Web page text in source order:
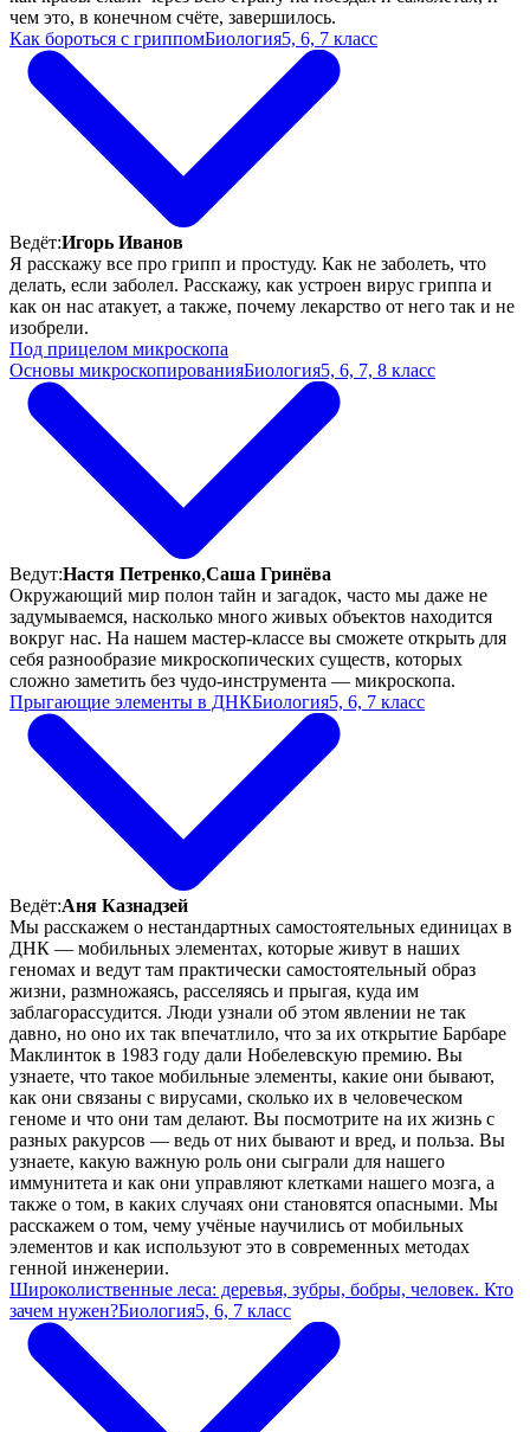
чем это, в конечном счёте, завершилось.
Как бороться с гриппомБиология5, 6, 7 класс
Ведёт:Игорь Иванов
Я расскажу все про грипп и простуду. Как не заболеть, что
делать, если заболел. Расскажу, как устроен вирус гриппа и
как он нас атакует, а также, почему лекарство от него так и не
изобрели.
Под прицелом микроскопа
Основы микроскопированияБиология5, 6, 7, 8 класс
Ведут:Настя Петренко,Саша Гринёва
Окружающий мир полон тайн и загадок, часто мы даже не
задумываемся, насколько много живых объектов находится
вокруг нас. На нашем мастер-классе вы сможете открыть для
себя разнообразие микроскопических существ, которых
сложно заметить без чудо-инструмента — микроскопа.
Прыгающие элементы в ДНКБиология5, 6, 7 класс
Ведёт:Аня Казнадзей
Мы расскажем о нестандартных самостоятельных единицах в
ДНК — мобильных элементах, которые живут в наших
геномах и ведут там практически самостоятельный образ
жизни, размножаясь, расселяясь и прыгая, куда им
заблагорассудится. Люди узнали об этом явлении не так
давно, но оно их так впечатлило, что за их открытие Барбаре
Маклинток в 1983 году дали Нобелевскую премию. Вы
узнаете, что такое мобильные элементы, какие они бывают,
как они связаны с вирусами, сколько их в человеческом
геноме и что они там делают. Вы посмотрите на их жизнь с
разных ракурсов — ведь от них бывают и вред, и польза. Вы
узнаете, какую важную роль они сыграли для нашего
иммунитета и как они управляют клетками нашего мозга, а
также о том, в каких случаях они становятся опасными. Мы
расскажем о том, чему учёные научились от мобильных
элементов и как используют это в современных методах
генной инженерии.
Широколиственные леса: деревья, зубры, бобры, человек. Кто
зачем нужен?Биология5, 6, 7 класс